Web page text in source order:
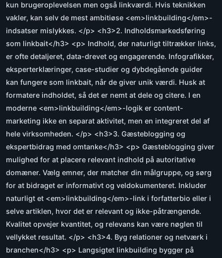
kun brugeroplevelsen men også linkværdi. Hvis teknikken
vakler, kan selv de mest ambitiøse <em>linkbuilding</em>-
indsatser mislykkes. </p> <h3>2. Indholdsmarkedsføring
som linkbait</h3> <p> Indhold, der naturligt tiltrækker links,
er ofte detaljeret, data-drevet og engagerende. Infografikker,
eksperterklæringer, case-studier og dybdegående guider
kan fungere som linkbait, når de giver unik værdi. Husk at
formatere indholdet, så det er nemt at dele og citere. I en
moderne <em>linkbuilding</em>-logik er content-
marketing ikke en separat aktivitet, men en integreret del af
hele virksomheden. </p> <h3>3. Gæsteblogging og
ekspertbidrag med omtanke</h3> <p> Gæsteblogging giver
mulighed for at placere relevant indhold på autoritative
domæner. Vælg emner, der matcher din målgruppe, og sørg
for at bidraget er informativt og veldokumenteret. Inkluder
naturligt et <em>linkbuilding</em>-link i forfatterbio eller i
selve artiklen, hvor det er relevant og ikke-påtrængende.
Kvalitet opvejer kvantitet, og relevans kan være nøglen til
vellykket resultat. </p> <h3>4. Byg relationer og netværk i
branchen</h3> <p> Langsigtet linkbuilding bygger på